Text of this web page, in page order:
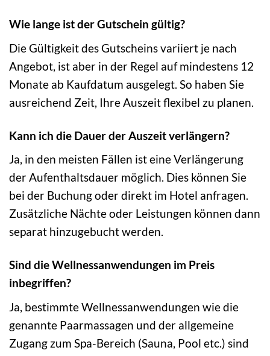
Wie lange ist der Gutschein gültig?
Die Gültigkeit des Gutscheins variiert je nach
Angebot, ist aber in der Regel auf mindestens 12
Monate ab Kaufdatum ausgelegt. So haben Sie
ausreichend Zeit, Ihre Auszeit flexibel zu planen.
Kann ich die Dauer der Auszeit verlängern?
Ja, in den meisten Fällen ist eine Verlängerung
der Aufenthaltsdauer möglich. Dies können Sie
bei der Buchung oder direkt im Hotel anfragen.
Zusätzliche Nächte oder Leistungen können dann
separat hinzugebucht werden.
Sind die Wellnessanwendungen im Preis
inbegriffen?
Ja, bestimmte Wellnessanwendungen wie die
genannte Paarmassagen und der allgemeine
Zugang zum Spa-Bereich (Sauna, Pool etc.) sind